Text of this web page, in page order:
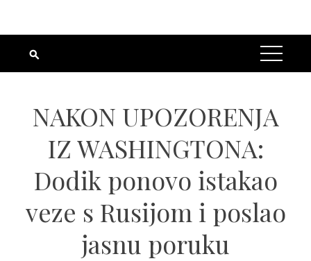
NAKON UPOZORENJA
IZ WASHINGTONA:
Dodik ponovo istakao
veze s Rusijom i poslao
jasnu poruku